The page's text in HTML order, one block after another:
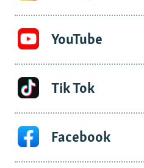
YouTube
Tik Tok
Facebook